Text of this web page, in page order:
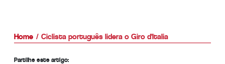
Home Ciclista português lidera o Giro d'Italia
Partilhe este artigo: